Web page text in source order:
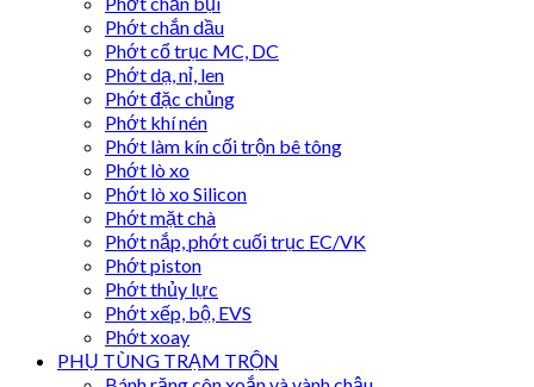
Phớt chắn dầu
Phớt cổ trục MC, DC
Phớt dạ, nỉ, len
Phớt đặc chủng
Phớt khí nén
Phớt làm kín cối trộn bê tông
Phớt lò xo
Phớt lò xo Silicon
Phớt mặt chà
Phớt nắp, phớt cuối trục EC/VK
Phớt piston
Phớt thủy lực
Phớt xếp, bộ, EVS
Phớt xoay
PHỤ TÙNG TRẠM TRỘN